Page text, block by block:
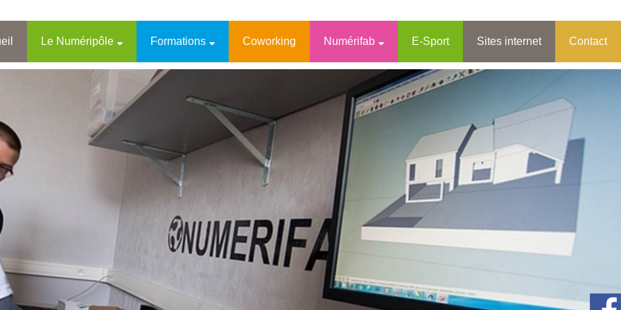
Le Numéripôle Formations Coworking Numérifab E-Sport Sites internet Contact